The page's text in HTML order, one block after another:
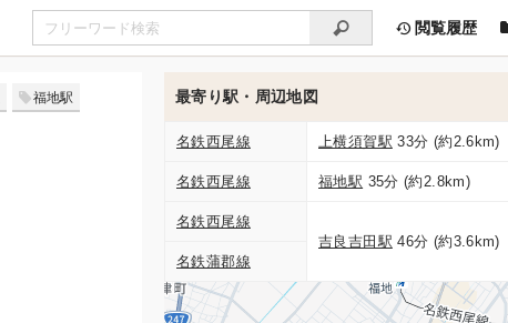
閲覧履歴
福地駅 最寄り駅・周辺地図
名鉄西尾線 上横須賀駅 33分 (約2.6km)
名鉄西尾線 福地駅 35分 (約2.8km)
名鉄西尾線
吉良吉田駅 46分 (約3.6km)
名鉄蒲郡線